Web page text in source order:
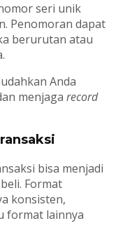
seri unik
Penomoran dapat
berurutan atau
Anda
menjaga record
bisa menjadi
Format
konsisten,
format lainnya